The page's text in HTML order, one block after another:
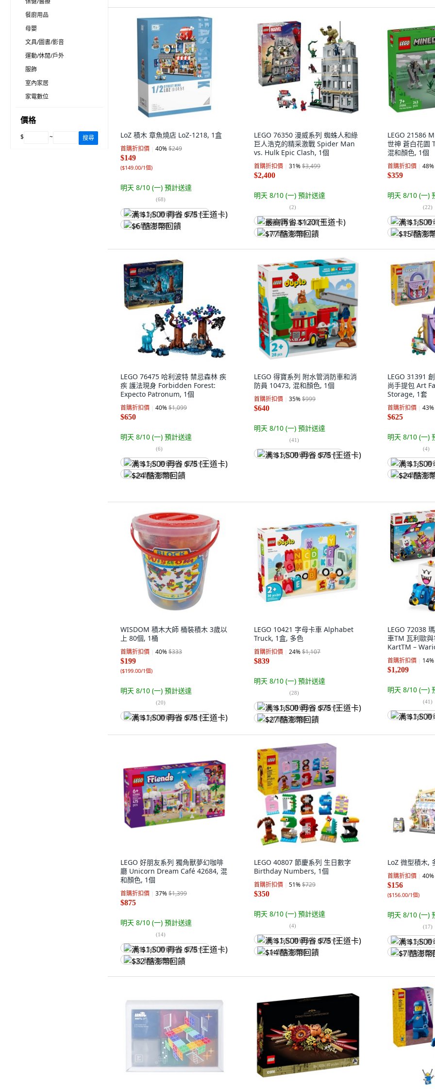
餐廚用品
母嬰
文具/圖書/影音
運動/休閒/戶外
服飾
室內家居
家電數位
價格
$ ~ 搜尋 LoZ 積木 章魚燒店 LoZ-1218, 1盒
首購折扣價 40%$249
$149
($149.00/1個)
明天 8/10 (一) 預計送達
(68)
满 $1,500 再省 $75 (王道卡)
$6 酷澎幣回饋
LEGO 76350 漫威系列 蜘蛛人和綠
巨人浩克的精采激戰 Spider Man
vs. Hulk Epic Clash, 1個
首購折扣價 31%$3,499
$2,400
明天 8/10 (一) 預計送達
(2)
最高再省 $120 (王道卡)
$77 酷澎幣回饋
LEGO 21586
世神 蒼白花園
混和顏色, 1個
首購折扣價 48%
$359
明天 8/10 (一)
(22)
满 $1,500 再
$15 酷澎幣
LEGO 76475 哈利波特 禁忌森林 疾
疾 護法現身 Forbidden Forest:
Expecto Patronum, 1個
首購折扣價 40%$1,099
$650
明天 8/10 (一) 預計送達
(6)
满 $1,500 再省 $75 (王道卡)
$24 酷澎幣回饋
LEGO 得寶系列 附水管消防車和消
防員 10473, 混和顏色, 1個
首購折扣價 35%$999
$640
明天 8/10 (一) 預計送達
(41)
满 $1,500 再省 $75 (王道卡)
LEGO 31391
尚手提包 Art
Storage, 1套
首購折扣價 43%
$625
明天 8/10 (一)
(4)
满 $1,500 再
$24 酷澎幣
WISDOM 積木大師 桶裝積木 3歲以
上 80個, 1桶
首購折扣價 40%$333
$199
($199.00/1個)
明天 8/10 (一) 預計送達
(20)
满 $1,500 再省 $75 (王道卡)
LEGO 10421 字母卡車 Alphabet
Truck, 1盒, 多色
首購折扣價 24%$1,107
$839
明天 8/10 (一) 預計送達
(28)
满 $1,500 再省 $75 (王道卡)
$27 酷澎幣回饋
LEGO 72038
車TM 瓦利歐
KartTM –
藍色 + 粉色
首購折扣價 14%
$1,209
明天 8/10 (一)
(41)
满 $1,500 再
LEGO 好朋友系列 獨角獸夢幻咖啡
廳 Unicorn Dream Café 42684, 混
和顏色, 1個
首購折扣價 37%$1,399
$875
明天 8/10 (一) 預計送達
(14)
满 $1,500 再省 $75 (王道卡)
$32 酷澎幣回饋
LEGO 40807 節慶系列 生日數字
Birthday Numbers, 1個
首購折扣價 51%$729
$350
明天 8/10 (一) 預計送達
(4)
满 $1,500 再省 $75 (王道卡)
$14 酷澎幣回饋
LoZ 微型積木,
首購折扣價 40%
$156
($156.00/1個)
明天 8/10 (一)
(17)
满 $1,500 再
$7 酷澎幣回